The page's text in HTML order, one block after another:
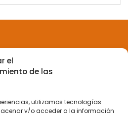
el
de las
utilizamos tecnologías
y/o acceder a la información